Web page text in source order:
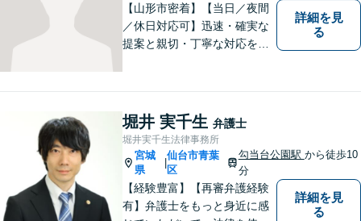
【山形市密着】【当日／夜間
／休日対応可】迅速・確実な
提案と親切・丁寧な対応をい
談下さい。【法テラス利用
可】不安や問題について法的
リスクを説明し、見通しを立
て、より良い解決に導くお手
伝いをいたします。
詳細を見
る
堀井 実千生 弁護士
堀井実千生法律事務所
宮城
県
仙台市青葉
区
勾当台公園駅 から徒歩10
分
【経験豊富】【再審弁護経験
有】弁護士をもっと身近に感
詳細を見
る